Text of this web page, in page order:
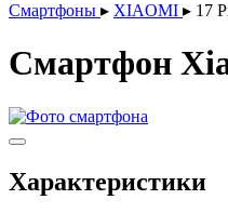
Смартфоны ▸ XIAOMI ▸ 17
Смартфон
Характеристики